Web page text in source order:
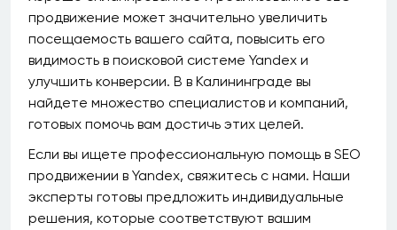
продвижение может значительно увеличить
посещаемость вашего сайта, повысить его
видимость в поисковой системе Yandex и
улучшить конверсии. В в Калининграде вы
найдете множество специалистов и компаний,
готовых помочь вам достичь этих целей.
Если вы ищете профессиональную помощь в SEO
продвижении в Yandex, свяжитесь с нами. Наши
эксперты готовы предложить индивидуальные
решения, которые соответствуют вашим